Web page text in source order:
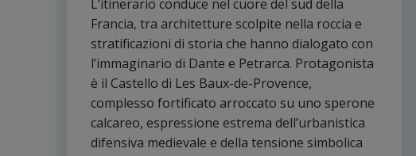
L’itinerario conduce nel cuore del sud della
Francia, tra architetture scolpite nella roccia e
stratificazioni di storia che hanno dialogato con
l’immaginario di Dante e Petrarca. Protagonista
è il Castello di Les Baux-de-Provence,
complesso fortificato arroccato su uno sperone
calcareo, espressione estrema dell’urbanistica
difensiva medievale e della tensione simbolica